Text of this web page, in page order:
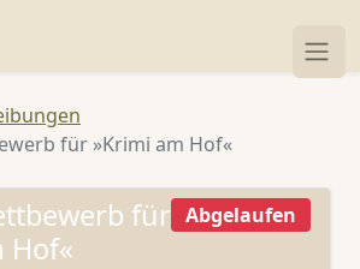
für »Krimi am Hof«
für
Hof«
Abgelaufen